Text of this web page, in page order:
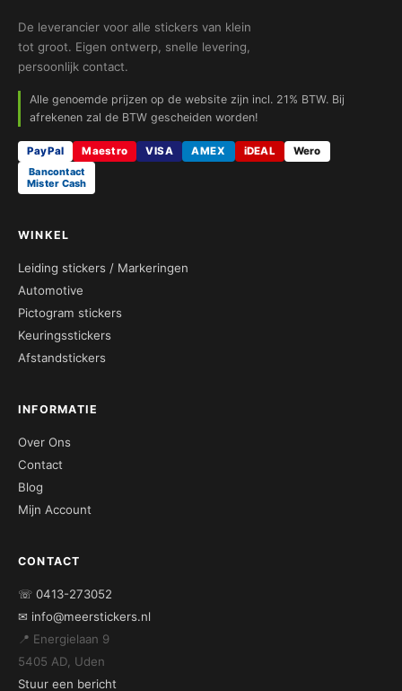
De leverancier voor alle stickers van klein
tot groot. Eigen ontwerp, snelle levering,
persoonlijk contact.
Alle genoemde prijzen op de website zijn incl. 21% BTW. Bij
afrekenen zal de BTW gescheiden worden!
PayPal Maestro VISA AMEX iDEAL
Wero
Bancontact
Mister Cash
WINKEL
Leiding stickers / Markeringen
Automotive
Pictogram stickers
Keuringsstickers
Afstandstickers
INFORMATIE
Over Ons
Contact
Blog
Mijn Account
CONTACT
☏ 0413-273052
✉ info@meerstickers.nl
📍 Energielaan 9
5405 AD, Uden
Stuur een bericht